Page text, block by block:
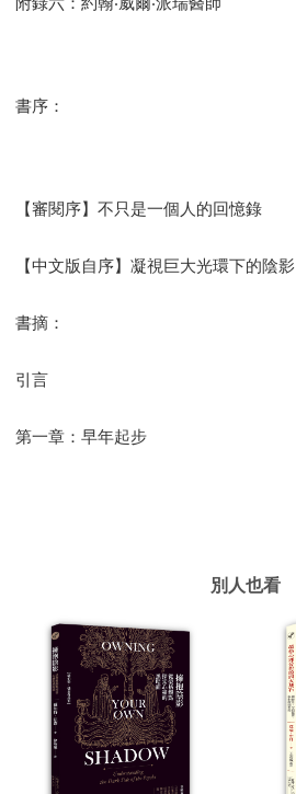
書序：
【審閱序】不只是一個人的回憶錄
【中文版自序】凝視巨大光環下的陰影
書摘：
引言
第一章：早年起步
別人也看